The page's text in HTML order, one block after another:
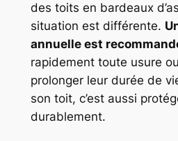
des toits en bardeaux
situation est différente.
annuelle est
rapidement toute usure
prolonger leur durée de
son toit, c’est aussi
durablement.